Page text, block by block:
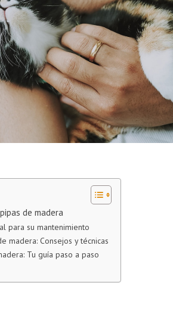
de madera
para su mantenimiento
madera: Consejos y técnicas
Tu guía paso a paso